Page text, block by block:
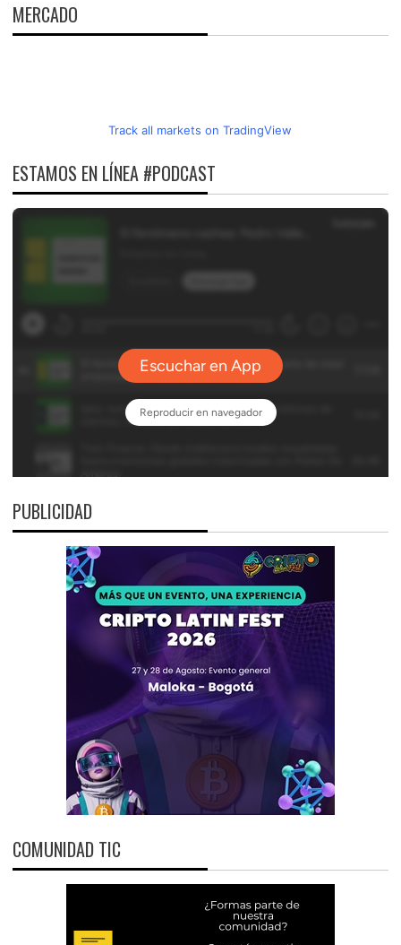
MERCADO
Track all markets on TradingView
ESTAMOS EN LÍNEA #PODCAST
PUBLICIDAD
COMUNIDAD TIC